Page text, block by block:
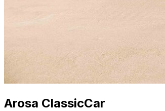
Arosa ClassicCar